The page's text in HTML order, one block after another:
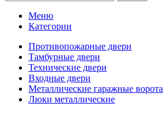
Меню
Категории
Противопожарные двери
Тамбурные двери
Технические двери
Входные двери
Металлические гаражные ворота
Люки металлические